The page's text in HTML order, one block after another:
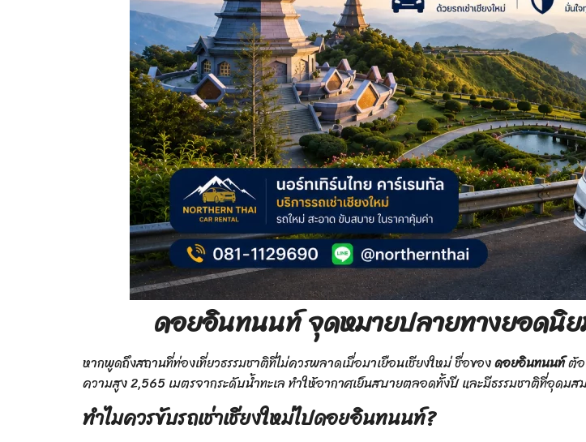
ดอยอินทนนท์ จุดหมายปลายทางยอดนิย
หากพูดถึงสถานที่ท่องเที่ยวธรรมชาติที่ไม่ควรพลาดเมื่อมาเยือนเชียงใหม่ ชื่อของดอยอินทนนท์ต้อ
ความสูง 2,565 เมตรจากระดับน้ำทะเล ทำให้อากาศเย็นสบายตลอดทั้งปี และมีธรรมชาติที่อุดม
ทำไมควรขับรถเช่าเชียงใหม่ไปดอยอินทนนท์?